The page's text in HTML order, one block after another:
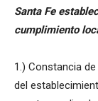
Santa Fe
cumplimiento
1.) Constancia
del